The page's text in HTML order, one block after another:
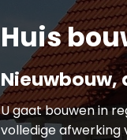
Huis
U gaat bouwen in
volledige afwerking